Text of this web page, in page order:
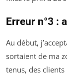
Erreur n°3 :
Au début,
sortaient de ma
tenus, des